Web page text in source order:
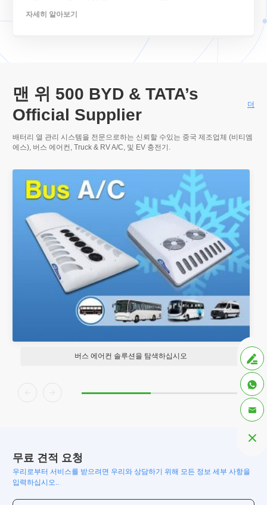
자세히 알아보기
맨 위 500 BYD & TATA’s
Official Supplier
더
배터리 열 관리 시스템을 전문으로하는 신뢰할 수있는 중국 제조업체 (비티엠
에스), 버스 에어컨, Truck & RV A/C, 및 EV 충전기.
버스 에어컨 솔루션을 탐색하십시오 



무료 견적 요청
우리로부터 서비스를 받으려면 우리와 상담하기 위해 모든 정보 세부 사항을
입력하십시오..